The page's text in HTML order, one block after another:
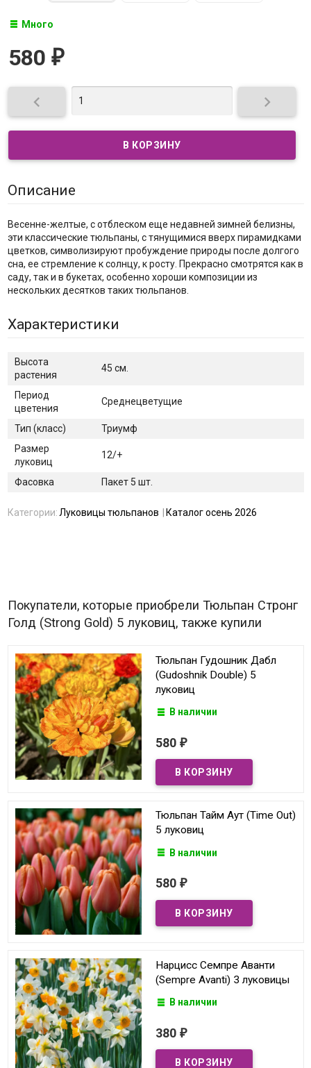
Много
580 ₽
 
Описание
Весенне-желтые, с отблеском еще недавней зимней белизны,
эти классические тюльпаны, с тянущимися вверх пирамидками
цветков, символизируют пробуждение природы после долгого
сна, ее стремление к солнцу, к росту. Прекрасно смотрятся как в
саду, так и в букетах, особенно хороши композиции из
нескольких десятков таких тюльпанов.
Характеристики
Высота
растения
45 см.
Период
цветения
Среднецветущие
Тип (класс)
Триумф
Размер
луковиц
12/+
Фасовка Пакет 5 шт.
Категории:Луковицы тюльпанов Каталог осень 2026
Покупатели, которые приобрели Тюльпан Стронг
Голд (Strong Gold) 5 луковиц, также купили
Тюльпан Гудошник Дабл
(Gudoshnik Double) 5
луковиц
В наличии
580 ₽
Тюльпан Тайм Аут (Time Out)
5 луковиц
В наличии
580 ₽
Нарцисс Семпре Аванти
(Sempre Avanti) 3 луковицы
В наличии
380 ₽